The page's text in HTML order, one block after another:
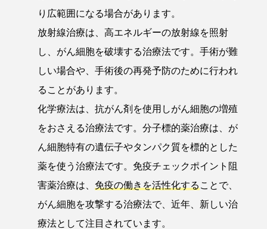
り広範囲になる場合があります。
放射線治療は、高エネルギーの放射線を照射
し、がん細胞を破壊する治療法です。手術が難
しい場合や、手術後の再発予防のために行われ
ることがあります。
化学療法は、抗がん剤を使用しがん細胞の増殖
をおさえる治療法です。分子標的薬治療は、が
ん細胞特有の遺伝子やタンパク質を標的とした
薬を使う治療法です。免疫チェックポイント阻
害薬治療は、 免疫の働きを活性化する ことで、
がん細胞を攻撃する治療法で、近年、新しい治
療法として注目されています。